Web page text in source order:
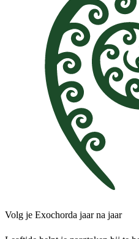
Volg je Exochorda jaar na jaar